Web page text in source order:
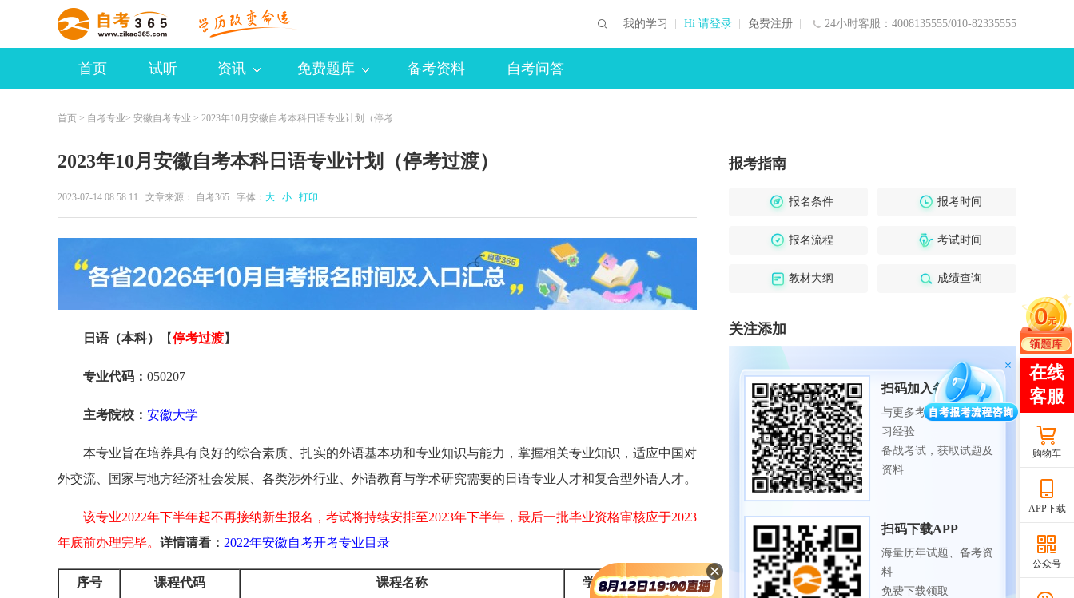
24小时客服：4008135555/010-82335555
我的学习 Hi 请登录 免费注册
首页 试听 资讯 免费题库 备考资料 自考问答
首页 > 自考专业> 安徽自考专业 > 2023年10月安徽自考本科日语专业计划（停考
2023年10月安徽自考本科日语专业计划（停考过渡）
2023-07-14 08:58:11 文章来源： 自考365 字体： 大 小 打印
日语（本科） 【停考过渡】
专业代码： 050207
主考院校： 安徽大学
本专业旨在培养具有良好的综合素质、扎实的外语基本功和专业知识与能力，掌握相关专业知识，适应中国对
外交流、国家与地方经济社会发展、各类涉外行业、外语教育与学术研究需要的日语专业人才和复合型外语人才。
该专业2022年下半年起不再接纳新生报名，考试将持续安排至2023年下半年，最后一批毕业资格审核应于2023
年底前办理完毕。 详情请看： 2022年安徽自考开考专业目录
序号 课程代码 课程名称 学分 备 注
报考指南
报名条件 报考时间
报名流程 考试时间
教材大纲 成绩查询
关注添加
扫码加入备考交流群
与更多考生一起交流学
习经验
备战考试，获取试题及
资料
扫码下载APP
海量历年试题、备考资
料
免费下载领取
购物车
APP下载
公众号